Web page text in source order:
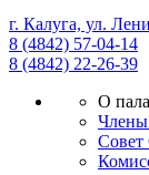
г. Калуга, ул.
8 (4842) 57-04-14
8 (4842) 22-26-39
О
Совет